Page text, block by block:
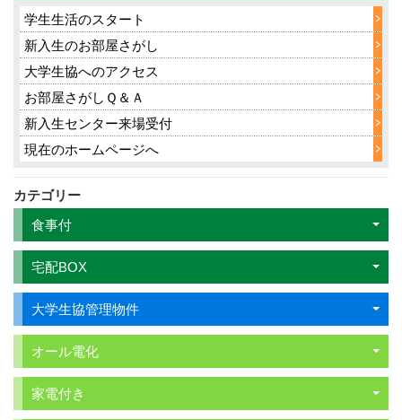
学生生活のスタート
新入生のお部屋さがし
大学生協へのアクセス
お部屋さがしＱ＆Ａ
新入生センター来場受付
現在のホームページへ
カテゴリー
食事付
宅配BOX
大学生協管理物件
オール電化
家電付き